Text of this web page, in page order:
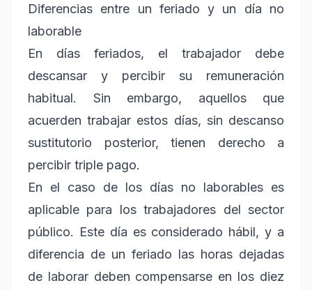
Diferencias entre un feriado y un día no
laborable
En días feriados, el trabajador debe
descansar y percibir su remuneración
habitual. Sin embargo, aquellos que
acuerden trabajar estos días, sin descanso
sustitutorio posterior, tienen derecho a
percibir triple pago.
En el caso de los días no laborables es
aplicable para los trabajadores del sector
público. Este día es considerado hábil, y a
diferencia de un feriado las horas dejadas
de laborar deben compensarse en los diez